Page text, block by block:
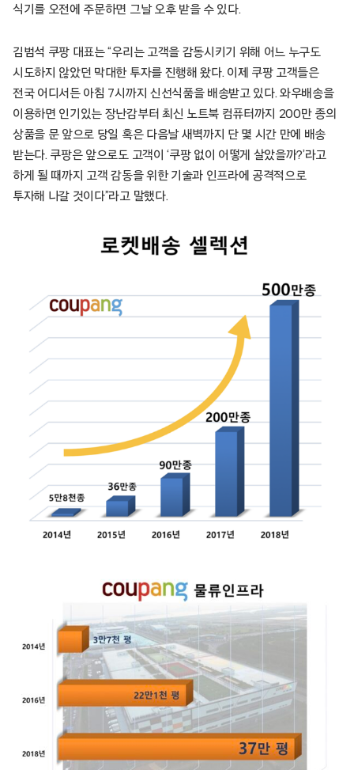
식기를 오전에 주문하면 그날 오후 받을 수 있다.
김범석 쿠팡 대표는 “우리는 고객을 감동시키기 위해 어느 누구도
시도하지 않았던 막대한 투자를 진행해 왔다. 이제 쿠팡 고객들은
전국 어디서든 아침 7시까지 신선식품을 배송받고 있다. 와우배송을
이용하면 인기있는 장난감부터 최신 노트북 컴퓨터까지 200만 종의
상품을 문 앞으로 당일 혹은 다음날 새벽까지 단 몇 시간 만에 배송
받는다. 쿠팡은 앞으로도 고객이 ‘쿠팡 없이 어떻게 살았을까?’라고
하게 될 때까지 고객 감동을 위한 기술과 인프라에 공격적으로
투자해 나갈 것이다”라고 말했다.